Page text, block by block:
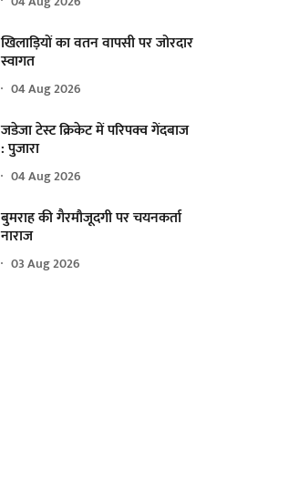
खिलाड़ियों का वतन वापसी पर जोरदार
स्वागत
04 Aug 2026
जडेजा टेस्ट क्रिकेट में परिपक्व गेंदबाज
: पुजारा
04 Aug 2026
बुमराह की गैरमौजूदगी पर चयनकर्ता
नाराज
03 Aug 2026